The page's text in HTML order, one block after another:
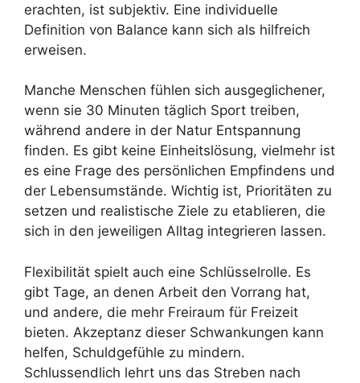
erachten, ist subjektiv. Eine individuelle
Definition von Balance kann sich als hilfreich
erweisen.
Manche Menschen fühlen sich ausgeglichener,
wenn sie 30 Minuten täglich Sport treiben,
während andere in der Natur Entspannung
finden. Es gibt keine Einheitslösung, vielmehr ist
es eine Frage des persönlichen Empfindens und
der Lebensumstände. Wichtig ist, Prioritäten zu
setzen und realistische Ziele zu etablieren, die
sich in den jeweiligen Alltag integrieren lassen.
Flexibilität spielt auch eine Schlüsselrolle. Es
gibt Tage, an denen Arbeit den Vorrang hat,
und andere, die mehr Freiraum für Freizeit
bieten. Akzeptanz dieser Schwankungen kann
helfen, Schuldgefühle zu mindern.
Schlussendlich lehrt uns das Streben nach